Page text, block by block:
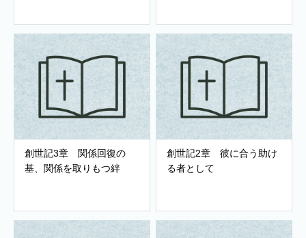
創世記3章 関係回復の
基、関係を取りもつ絆
創世記2章 彼に合う助け
る者として